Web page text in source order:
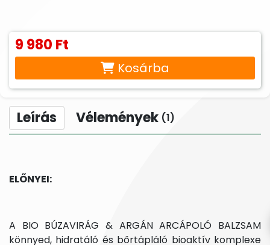
9 980 Ft
Kosárba
Leírás Vélemények (1)
ELŐNYEI:
A BIO BÚZAVIRÁG & ARGÁN ARCÁPOLÓ BALZSAM
könnyed, hidratáló és bőrtápláló bioaktív komplexe